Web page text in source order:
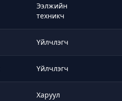
Ээлжийн
техникч
Үйлчлэгч
Үйлчлэгч
Харуул